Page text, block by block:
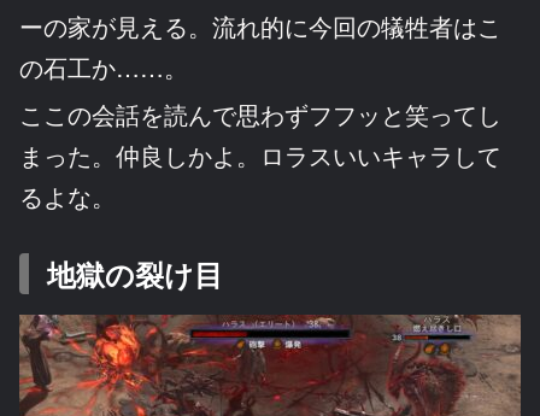
ーの家が見える。流れ的に今回の犠牲者はこ
の石工か……。
ここの会話を読んで思わずフフッと笑ってし
まった。仲良しかよ。ロラスいいキャラして
るよな。
地獄の裂け目